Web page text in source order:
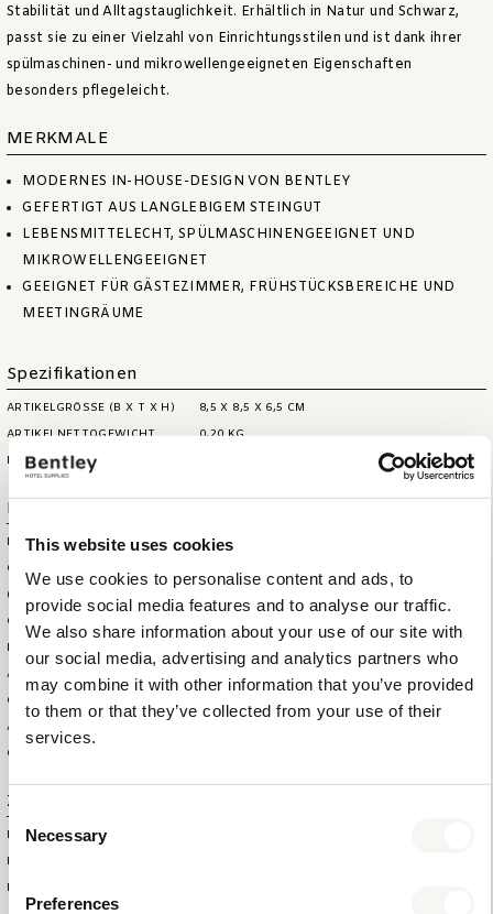
This website uses cookies
We use cookies to personalise content and ads, to
provide social media features and to analyse our traffic.
We also share information about your use of our site with
our social media, advertising and analytics partners who
may combine it with other information that you’ve provided
to them or that they’ve collected from your use of their
services.
Consent
Selection
Necessary
Preferences
Stabilität und Alltagstauglichkeit. Erhältlich in Natur und Schwarz,
passt sie zu einer Vielzahl von Einrichtungsstilen und ist dank ihrer
spülmaschinen- und mikrowellengeeigneten Eigenschaften
besonders pflegeleicht.
MERKMALE
MODERNES IN-HOUSE-DESIGN VON BENTLEY
GEFERTIGT AUS LANGLEBIGEM STEINGUT
LEBENSMITTELECHT, SPÜLMASCHINENGEEIGNET UND
MIKROWELLENGEEIGNET
GEEIGNET FÜR GÄSTEZIMMER, FRÜHSTÜCKSBEREICHE UND
MEETINGRÄUME
Spezifikationen
ARTIKELGRÖSSE (B X T X H)
8,5 X 8,5 X 6,5 CM
ARTIKELNETTOGEWICHT
0,20 KG
MAX. KAPAZITÄT
Logistische Informationen
HS CODE
69120021
GRÖSSE DER AUSSENBOX (B
XTXH)
GEWICHT DER AUSSENBOX
BRUTTOGEWICHT DES
ARTIKELS
GESAMTMENGE IN DER
AUSSENBOX
GESAMTMENGE PRO PALETTE
Zusatzinformation
MARKE
FARBE
MATERIAL